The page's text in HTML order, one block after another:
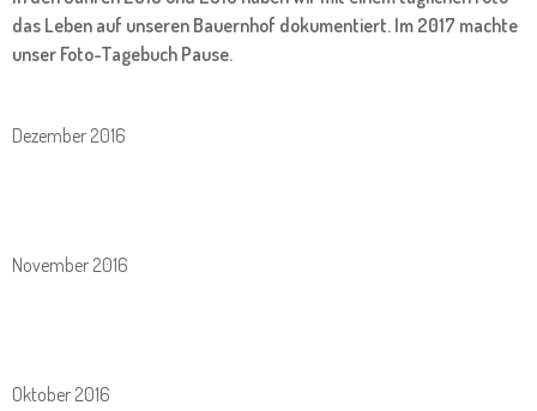
das Leben auf unseren Bauernhof dokumentiert. Im 2017 machte
unser Foto-Tagebuch Pause.
Dezember 2016
November 2016
Oktober 2016